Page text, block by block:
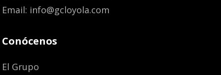
Email: info@gcloyola.com
Conócenos
El Grupo